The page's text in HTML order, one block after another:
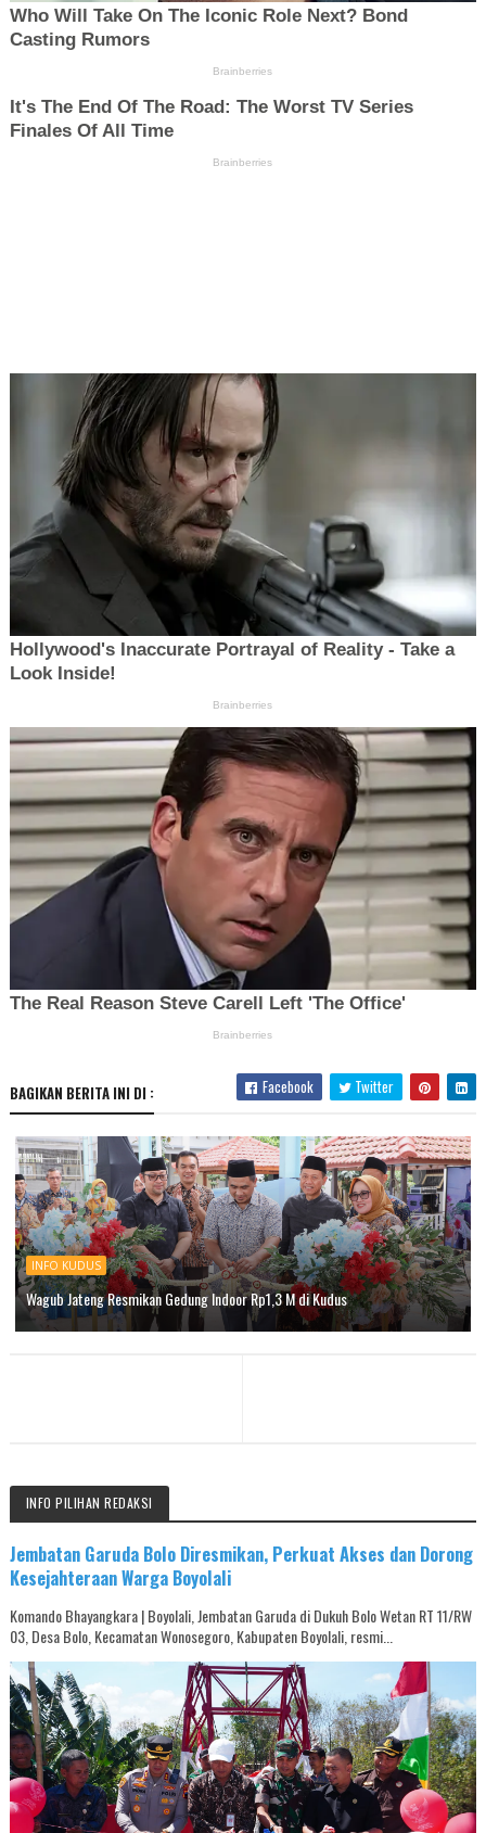
BAGIKAN BERITA INI DI : Facebook Twitter
INFO KUDUS
Wagub Jateng Resmikan Gedung Indoor Rp1,3 M di Kudus
INFO PILIHAN REDAKSI
Jembatan Garuda Bolo Diresmikan, Perkuat Akses dan Dorong
Kesejahteraan Warga Boyolali
Komando Bhayangkara | Boyolali, Jembatan Garuda di Dukuh Bolo Wetan RT 11/RW
03, Desa Bolo, Kecamatan Wonosegoro, Kabupaten Boyolali, resmi...